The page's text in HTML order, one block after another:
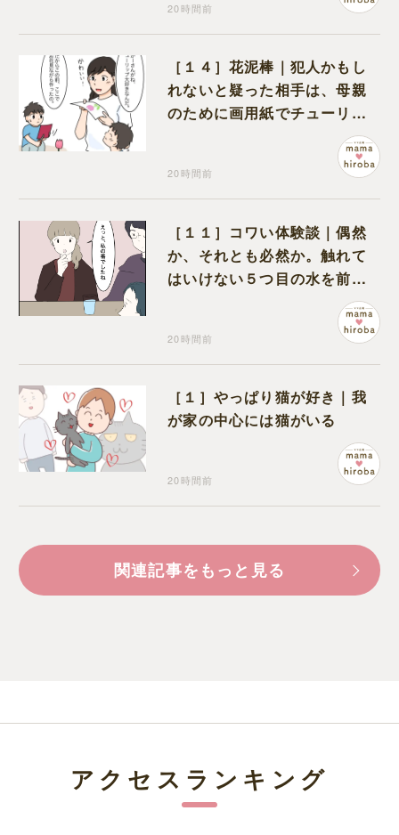
20時間前
［１４］花泥棒｜犯人かもし
れないと疑った相手は、母親
のために画用紙でチューリッ
プを作っていただけだった
20時間前
［１１］コワい体験談｜偶然
か、それとも必然か。触れて
はいけない５つ目の水を前に
20時間前
［１］やっぱり猫が好き｜我
が家の中心には猫がいる
20時間前
関連記事をもっと見る
アクセスランキング